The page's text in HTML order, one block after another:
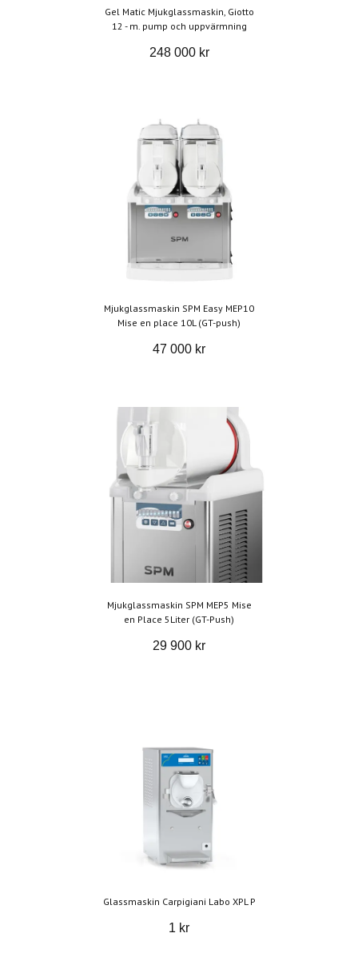
Gel Matic Mjukglassmaskin, Giotto
12 - m. pump och uppvärmning
248 000 kr
Mjukglassmaskin SPM Easy MEP10
Mise en place 10L (GT-push)
47 000 kr
Mjukglassmaskin SPM MEP5 Mise
en Place 5Liter (GT-Push)
29 900 kr
Glassmaskin Carpigiani Labo XPL P
1 kr